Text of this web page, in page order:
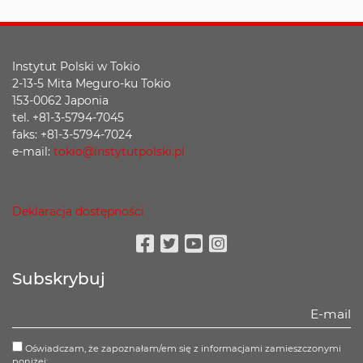
Instytut Polski w Tokio
2-13-5 Mita Meguro-ku Tokio
153-0062 Japonia
tel. +81-3-5794-7045
faks: +81-3-5794-7024
e-mail: tokio@instytutpolski.pl
Deklaracja dostępności
Subskrybuj
Oświadczam, że zapoznałam/em się z informacjami zamieszczonymi